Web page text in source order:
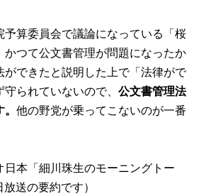
予算委員会で議論になっている「桜
かつて公文書管理が問題になったか
ができたと説明した上で「法律がで
守られていないので、公文書管理法
。他の野党が乗ってこないのが一番
日本「細川珠生のモーニングトー
送の要約です）